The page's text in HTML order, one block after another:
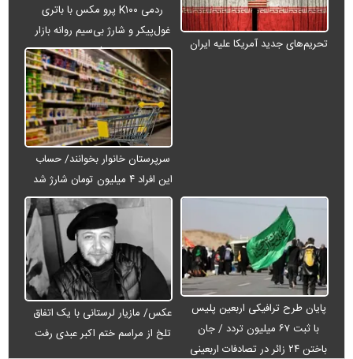
تحریم‌های جدید آمریکا علیه ایران
ردمی K۱۰۰ پرو مکس با باتری
غول‌پیکر و شارژ بی‌سیم روانه بازار
می‌شود
سرپرستان خانوار بخوانند/ حساب
این افراد ۴ میلیون تومان شارژ شد
پایان طرح ترافیکی اربعین پلیس
با ثبت ۶۷ میلیون تردد / جان
باختن ۲۴ زائر در تصادفات اربعینی
عکس/ مازیار لرستانی با یک اتفاق
تلخ از مراسم ختم اکبر عبدی رفت